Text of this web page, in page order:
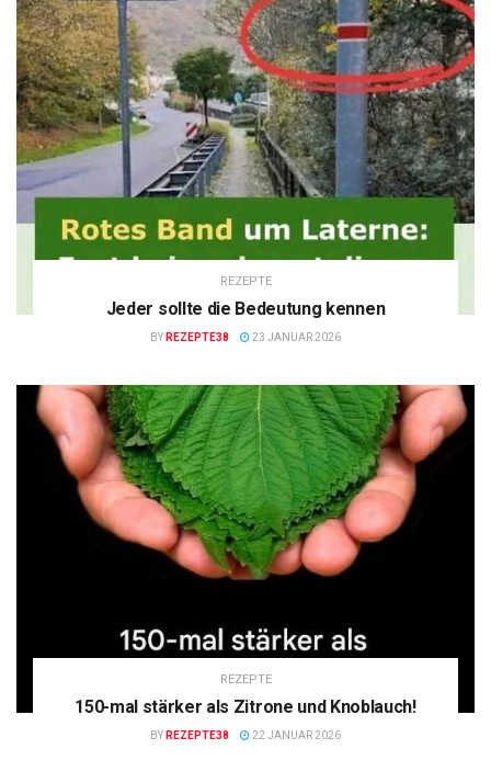
REZEPTE
Jeder sollte die Bedeutung kennen
BY REZEPTE38 23 JANUAR 2026
REZEPTE
150-mal stärker als Zitrone und Knoblauch!
BY REZEPTE38 22 JANUAR 2026